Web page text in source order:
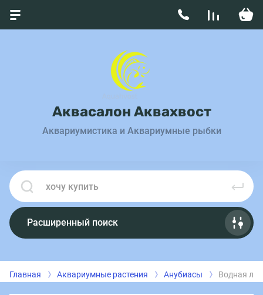
Аквасалон Аквахвост
Аквариумистика и Аквариумные рыбки
Расширенный поиск
Главная Аквариумные растения Анубиасы Водная